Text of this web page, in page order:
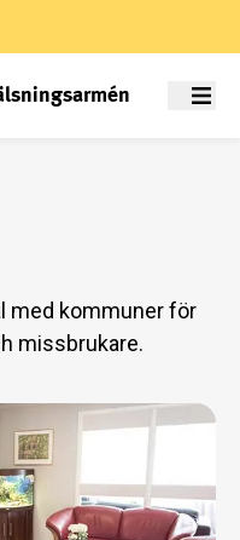
Meny
med kommuner för
missbrukare.